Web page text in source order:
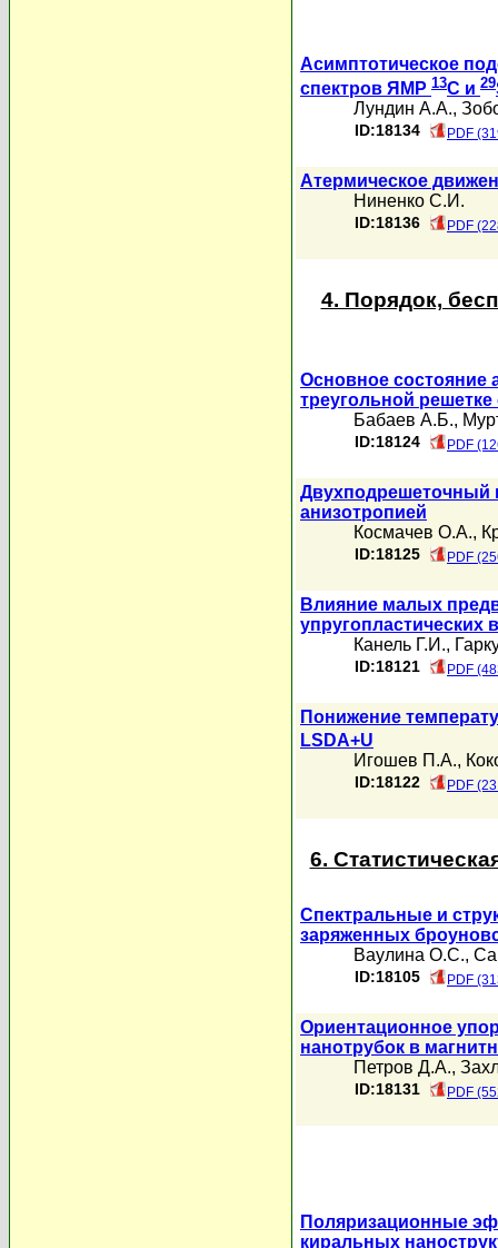
Асимптотическое
спектров ЯМР 13C и 29
Лундин А.А.,
ID:18134 PDF
Атермическое
Ниненко С.И.
ID:18136 PDF
4. Порядок,
Основное состояние
треугольной
Бабаев А.Б.,
ID:18124 PDF
Двухподрешеточный
анизотропией
Космачев О.А.,
ID:18125 PDF
Влияние малых
упругопластических
Канель Г.И.,
ID:18121 PDF
Понижение
LSDA+U
Игошев П.А.,
ID:18122 PDF
6.
Спектральные и
заряженных
Ваулина О.С.,
ID:18105 PDF
Ориентационное
нанотрубок в
Петров Д.А.,
ID:18131 PDF
Поляризационные
киральных